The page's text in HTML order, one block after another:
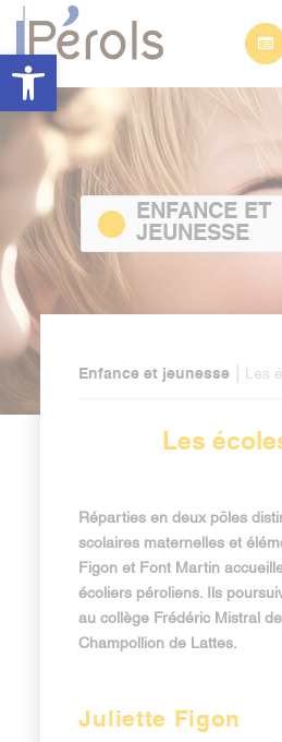
Ouvrir la barre d’outils
ENFANCE ET
JEUNESSE
Enfance et jeunesse Les
Les
Réparties en deux pôles
scolaires maternelles et
Figon et Font Martin
écoliers péroliens. Ils
au collège Frédéric Mistral
Champollion de Lattes.
Juliette Figon
Panneau de gestion des cookies